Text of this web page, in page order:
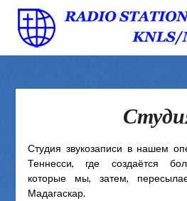
Студия звукозаписи в нашем
Теннесси, где создаётся
которые мы, затем,
Мадагаскар.